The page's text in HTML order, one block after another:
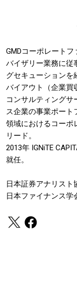
GMDコーポレートフ
バイザリー業務に従
グセキューションを
バイアウト（企業買
コンサルティング
ス企業の事業ポート
領域におけるコーポ
リード。
2013年 IGNiTE
就任。
日本証券アナリスト
日本ファイナンス学